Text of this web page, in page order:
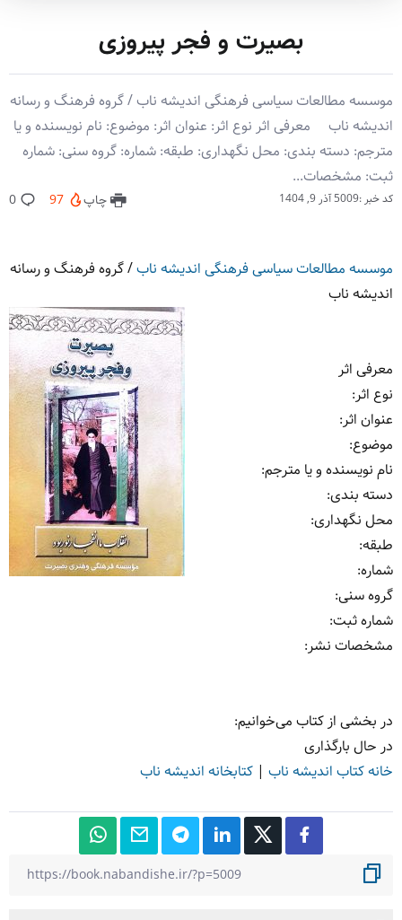
بصیرت و فجر پیروزی
موسسه مطالعات سیاسی فرهنگی اندیشه ناب / گروه فرهنگ و رسانه
اندیشه ناب معرفی اثر نوع اثر: عنوان اثر: موضوع: نام نویسنده و یا
مترجم: دسته بندی: محل نگهداری: طبقه: شماره: گروه سنی: شماره
ثبت: مشخصات...
کد خبر :5009 آذر 9, 1404 چاپ 97
0
موسسه مطالعات سیاسی فرهنگی اندیشه ناب/گروه فرهنگ و رسانه
اندیشه ناب
معرفی اثر
نوع اثر:
عنوان اثر:
موضوع:
نام نویسنده و یا مترجم:
دسته بندی:
محل نگهداری:
طبقه:
شماره:
گروه سنی:
شماره ثبت:
مشخصات نشر: ‏‫
در بخشی از کتاب می‌خوانیم:
در حال بارگذاری
خانه کتاب اندیشه ناب | کتابخانه اندیشه ناب